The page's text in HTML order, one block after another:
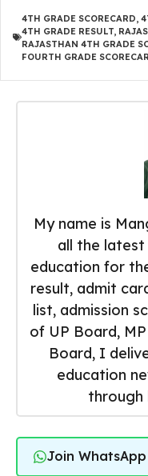
4TH GRADE SCORECARD
4TH GRADE RESULT
RAJASTHAN 4TH GRADE
FOURTH GRADE
My name is
all the
education for
result, admit
list, admission
of UP Board,
Board, I
education
through
Join WhatsApp